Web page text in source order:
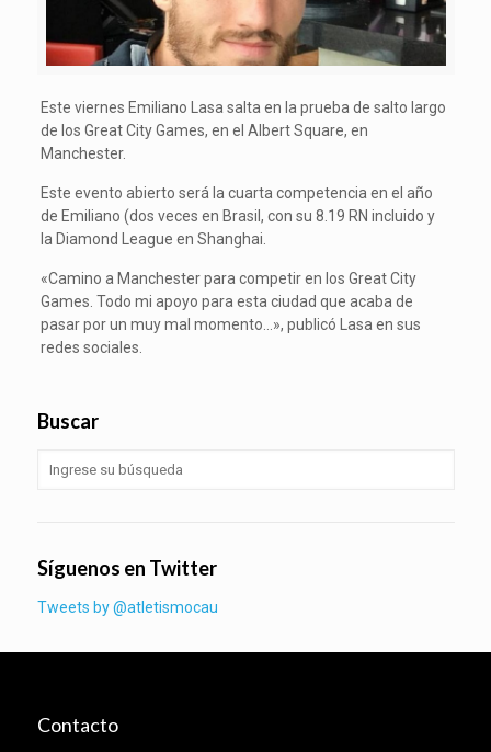
Este viernes Emiliano Lasa salta en la prueba de salto largo
de los Great City Games, en el Albert Square, en
Manchester.
Este evento abierto será la cuarta competencia en el año
de Emiliano (dos veces en Brasil, con su 8.19 RN incluido y
la Diamond League en Shanghai.
«Camino a Manchester para competir en los Great City
Games. Todo mi apoyo para esta ciudad que acaba de
pasar por un muy mal momento…», publicó Lasa en sus
redes sociales.
Buscar
Síguenos en Twitter
Tweets by @atletismocau
Contacto